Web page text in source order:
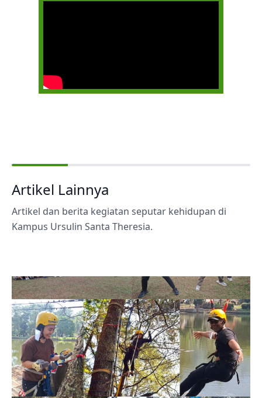
Artikel Lainnya
Artikel dan berita kegiatan seputar kehidupan di
Kampus Ursulin Santa Theresia.